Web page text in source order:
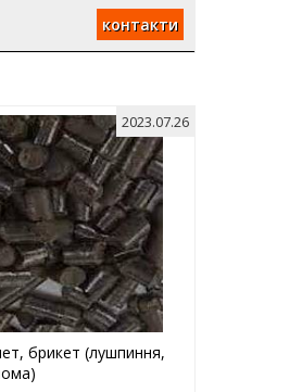
контакти
брикет (лушпиння,
2023.07.26